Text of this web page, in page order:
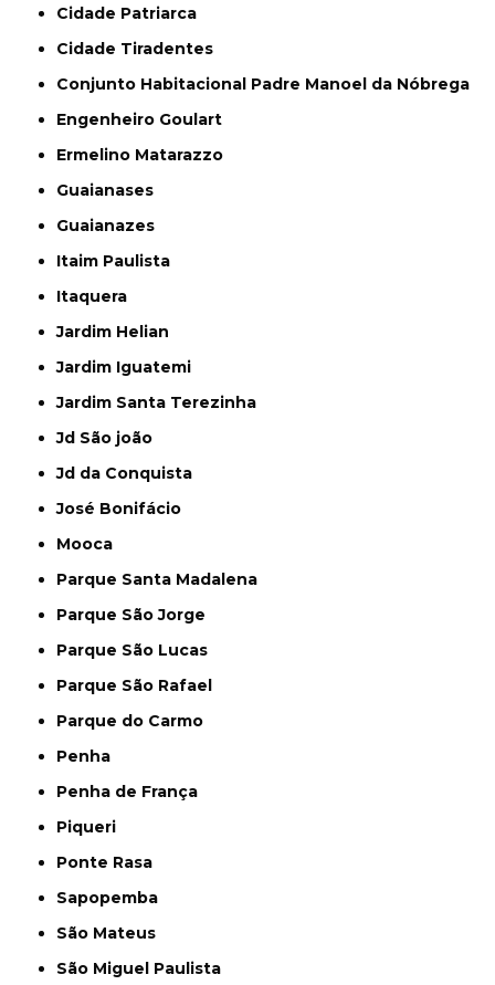
Cidade Patriarca
Cidade Tiradentes
Conjunto Habitacional Padre Manoel da Nóbrega
Engenheiro Goulart
Ermelino Matarazzo
Guaianases
Guaianazes
Itaim Paulista
Itaquera
Jardim Helian
Jardim Iguatemi
Jardim Santa Terezinha
Jd São joão
Jd da Conquista
José Bonifácio
Mooca
Parque Santa Madalena
Parque São Jorge
Parque São Lucas
Parque São Rafael
Parque do Carmo
Penha
Penha de França
Piqueri
Ponte Rasa
Sapopemba
São Mateus
São Miguel Paulista